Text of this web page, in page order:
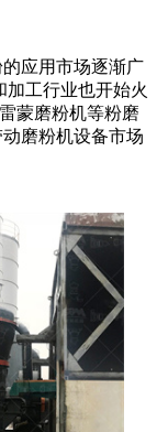
应用市场逐渐广
加工行业也开始火
蒙磨粉机等粉磨
磨粉机设备市场